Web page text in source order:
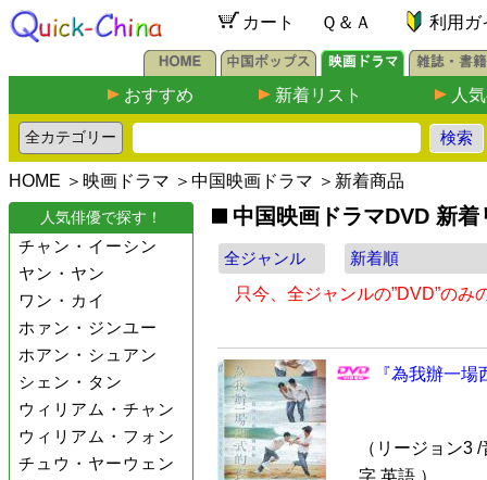
カート Ｑ＆Ａ 利用ガ
おすすめ 新着リスト 人
HOME ＞ 映画ドラマ ＞ 中国映画ドラマ ＞新着商品
人気俳優で探す！
チャン・イーシン
ヤン・ヤン
ワン・カイ
ホァン・ジンユー
ホアン・シュアン
シェン・タン
ウィリアム・チャン
ウィリアム・フォン
チュウ・ヤーウェン
中国映画ドラマDVD 新着
只今、全ジャンルの”DVD”のみ
『為我辦一
（リージョン3